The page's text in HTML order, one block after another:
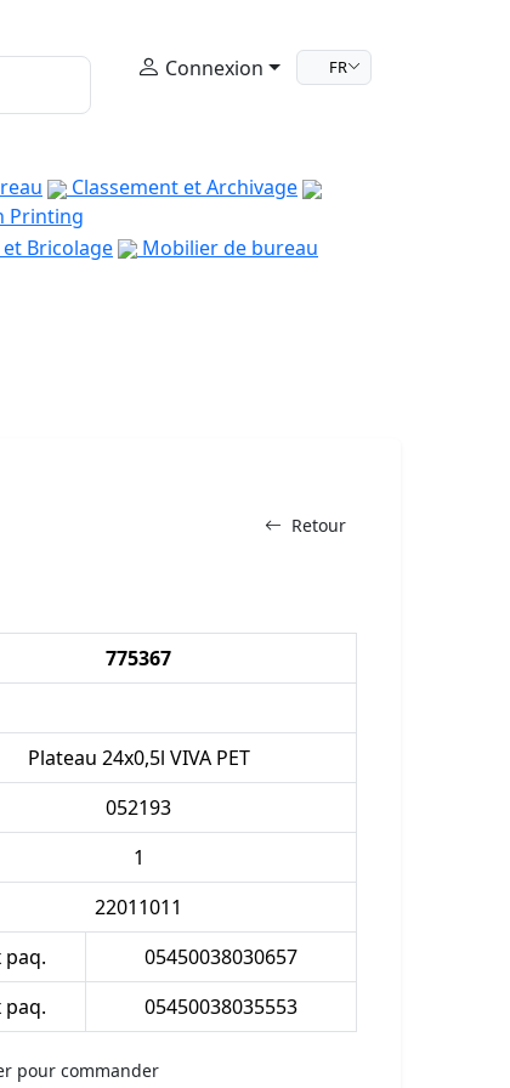
Connexion FR
Classement et Archivage
Printing
Bricolage
Mobilier de bureau
Retour
775367
Plateau 24x0,5l VIVA PET
052193
1
22011011
paq.
05450038030657
paq. 05450038035553
pour commander